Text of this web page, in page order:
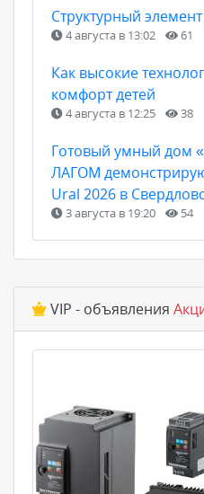
Структурный
4 августа в 13:02 61
Как высокие
комфорт детей
4 августа в 12:25 38
Готовый умный дом
ЛАГОМ
Ural 2026 в
3 августа в 19:20 54
VIP - объявления